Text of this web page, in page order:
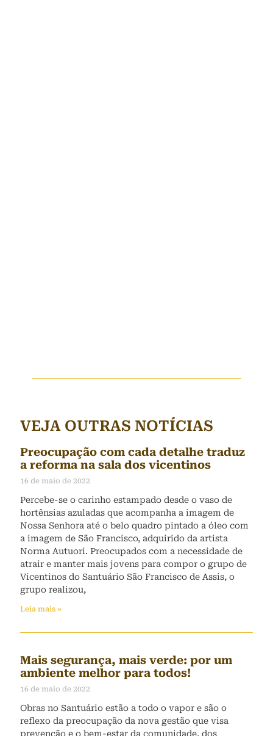
VEJA OUTRAS NOTÍCIAS
Preocupação com cada detalhe traduz
a reforma na sala dos vicentinos
16 de maio de 2022
Percebe-se o carinho estampado desde o vaso de
hortênsias azuladas que acompanha a imagem de
Nossa Senhora até o belo quadro pintado a óleo com
a imagem de São Francisco, adquirido da artista
Norma Autuori. Preocupados com a necessidade de
atrair e manter mais jovens para compor o grupo de
Vicentinos do Santuário São Francisco de Assis, o
grupo realizou,
Leia mais »
Mais segurança, mais verde: por um
ambiente melhor para todos!
16 de maio de 2022
Obras no Santuário estão a todo o vapor e são o
reflexo da preocupação da nova gestão que visa
prevenção e o bem-estar da comunidade, dos